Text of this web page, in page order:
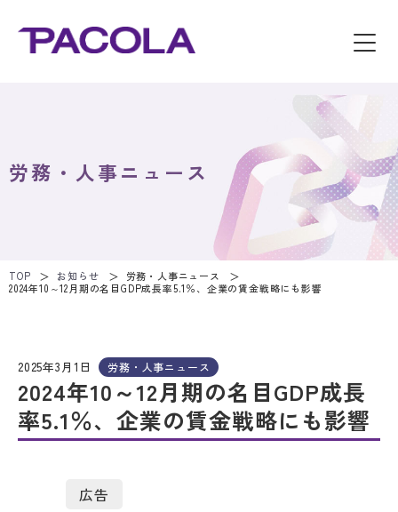
労務・人事ニュース
TOP お知らせ
労務・人事ニュース
2024年10～12月期の名目GDP成長率5.1％、企業の賃金戦略にも影響
2025年3月1日 労務・人事ニュース
2024年10～12月期の名目GDP成長
率5.1％、企業の賃金戦略にも影響
広告